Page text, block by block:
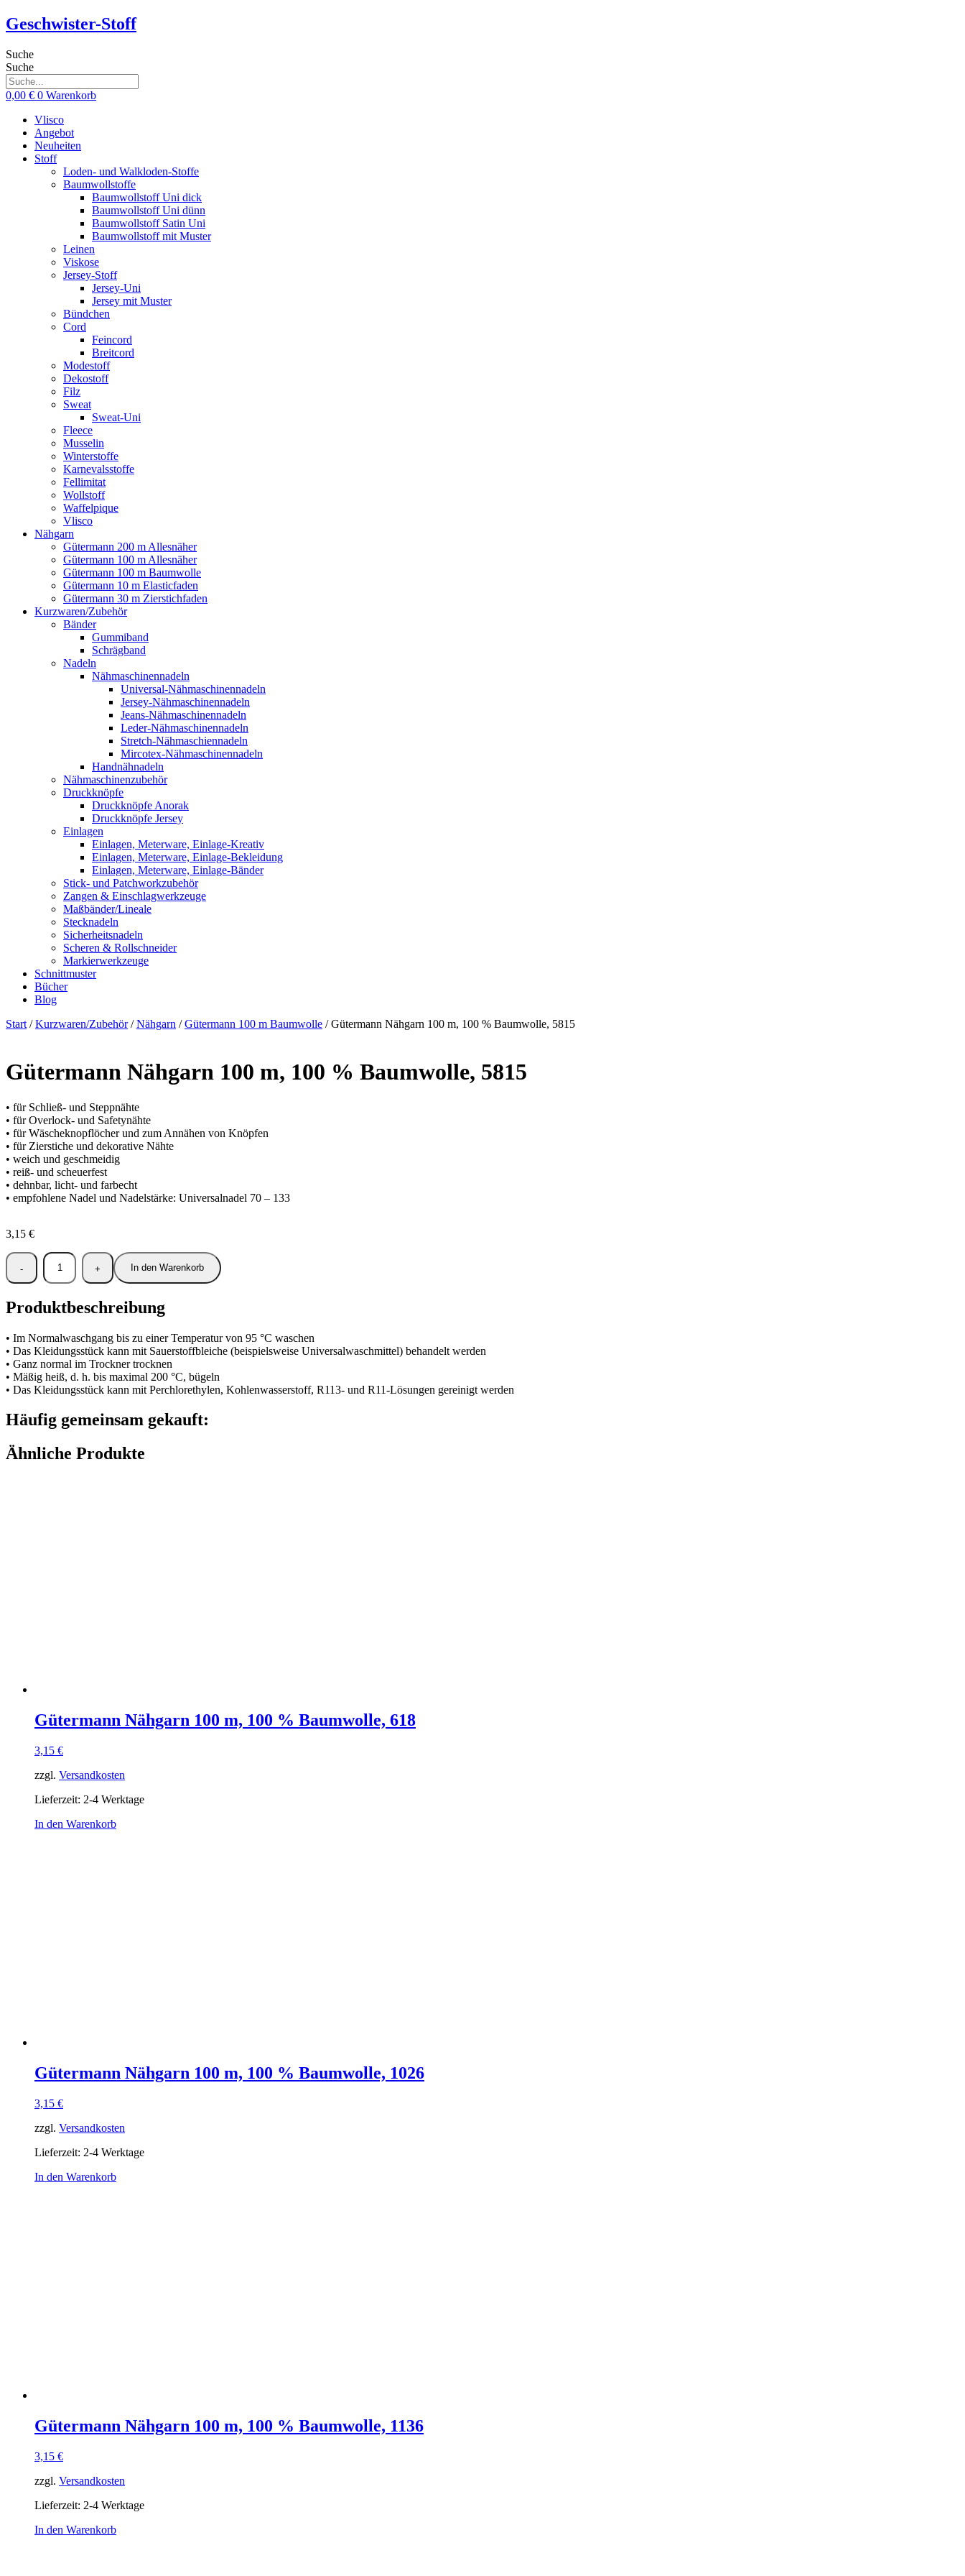
Zum
Inhalt
Geschwister-Stoff
Suche
Suche
0,00 € 0 Warenkorb
Vlisco
Angebot
Neuheiten
Stoff
Loden- und Walkloden-Stoffe
Baumwollstoffe
Baumwollstoff Uni dick
Baumwollstoff Uni dünn
Baumwollstoff Satin Uni
Baumwollstoff mit Muster
Leinen
Viskose
Jersey-Stoff
Jersey-Uni
Jersey mit Muster
Bündchen
Cord
Feincord
Breitcord
Modestoff
Dekostoff
Filz
Sweat
Sweat-Uni
Fleece
Musselin
Winterstoffe
Karnevalsstoffe
Fellimitat
Wollstoff
Waffelpique
Vlisco
Nähgarn
Gütermann 200 m Allesnäher
Gütermann 100 m Allesnäher
Gütermann 100 m Baumwolle
Gütermann 10 m Elasticfaden
Gütermann 30 m Zierstichfaden
Kurzwaren/Zubehör
Bänder
Gummiband
Schrägband
Nadeln
Nähmaschinennadeln
Universal-Nähmaschinennadeln
Jersey-Nähmaschinennadeln
Jeans-Nähmaschinennadeln
Leder-Nähmaschinennadeln
Stretch-Nähmaschiennadeln
Mircotex-Nähmaschinennadeln
Handnähnadeln
Nähmaschinenzubehör
Druckknöpfe
Druckknöpfe Anorak
Druckknöpfe Jersey
Einlagen
Einlagen, Meterware, Einlage-Kreativ
Einlagen, Meterware, Einlage-Bekleidung
Einlagen, Meterware, Einlage-Bänder
Stick- und Patchworkzubehör
Zangen & Einschlagwerkzeuge
Maßbänder/Lineale
Stecknadeln
Sicherheitsnadeln
Scheren & Rollschneider
Markierwerkzeuge
Schnittmuster
Bücher
Blog
Start /Kurzwaren/Zubehör/Nähgarn /Gütermann 100 m Baumwolle / Gütermann Nähgarn 100 m, 100 % Baumwolle, 5815
Gütermann Nähgarn 100 m, 100 % Baumwolle, 5815
• für Schließ- und Steppnähte
• für Overlock- und Safetynähte
• für Wäscheknopflöcher und zum Annähen von Knöpfen
• für Zierstiche und dekorative Nähte
• weich und geschmeidig
• reiß- und scheuerfest
• dehnbar, licht- und farbecht
• empfohlene Nadel und Nadelstärke: Universalnadel 70 – 133
3,15 €
In den Warenkorb
Produktbeschreibung
• Im Normalwaschgang bis zu einer Temperatur von 95 °C waschen
• Das Kleidungsstück kann mit Sauerstoffbleiche (beispielsweise Universalwaschmittel) behandelt werden
• Ganz normal im Trockner trocknen
• Mäßig heiß, d. h. bis maximal 200 °C, bügeln
• Das Kleidungsstück kann mit Perchlorethylen, Kohlenwasserstoff, R113- und R11-Lösungen gereinigt werden
Häufig gemeinsam gekauft:
Ähnliche Produkte
Gütermann Nähgarn 100 m, 100 % Baumwolle, 618
3,15 €
zzgl. Versandkosten
Lieferzeit: 2-4 Werktage
In den Warenkorb
Gütermann Nähgarn 100 m, 100 % Baumwolle, 1026
3,15 €
zzgl. Versandkosten
Lieferzeit: 2-4 Werktage
In den Warenkorb
Gütermann Nähgarn 100 m, 100 % Baumwolle, 1136
3,15 €
zzgl. Versandkosten
Lieferzeit: 2-4 Werktage
In den Warenkorb